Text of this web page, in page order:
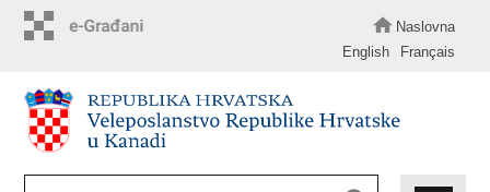
Naslovna
English
Français